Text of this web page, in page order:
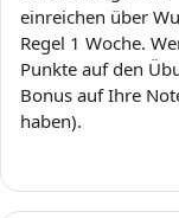
einreichen über
Regel 1 Woche.
Punkte auf den
Bonus auf Ihre
haben).